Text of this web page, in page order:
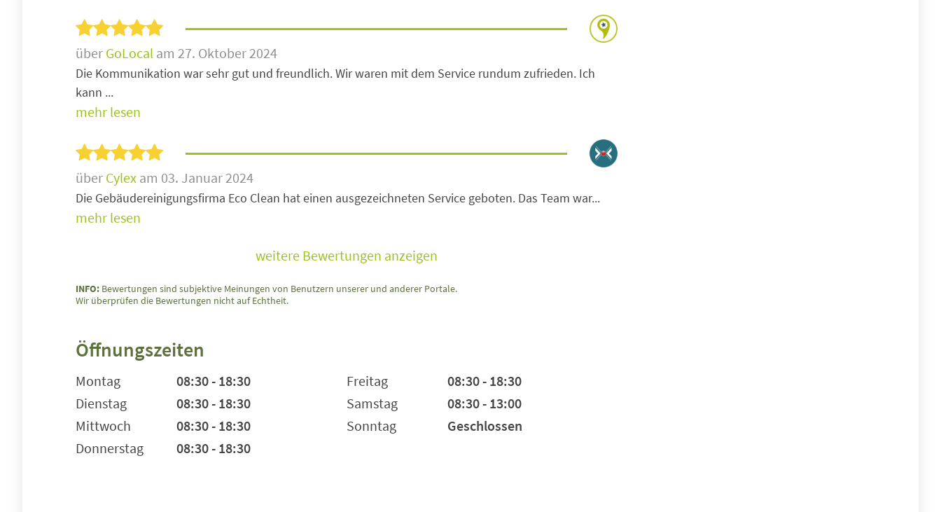
über GoLocal am 27. Oktober 2024
Die Kommunikation war sehr gut und freundlich. Wir waren mit dem Service rundum zufrieden. Ich
kann ...
mehr lesen
über Cylex am 03. Januar 2024
Die Gebäudereinigungsfirma Eco Clean hat einen ausgezeichneten Service geboten. Das Team war...
mehr lesen
weitere Bewertungen anzeigen
INFO: Bewertungen sind subjektive Meinungen von Benutzern unserer und anderer Portale.
Wir überprüfen die Bewertungen nicht auf Echtheit.
Öffnungszeiten
Montag
08:30 - 18:30
Dienstag
08:30 - 18:30
Mittwoch
08:30 - 18:30
Donnerstag
08:30 - 18:30
Freitag
08:30 - 18:30
Samstag
08:30 - 13:00
Sonntag
Geschlossen